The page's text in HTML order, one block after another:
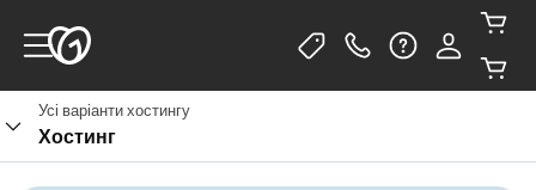
Усі варіанти хостингу
Хостинг